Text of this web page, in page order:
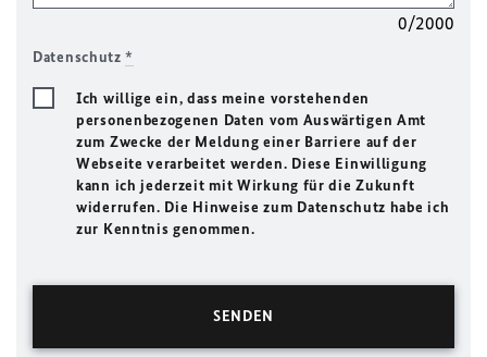
0/2000
Datenschutz*
Ich willige ein, dass meine vorstehenden
personenbezogenen Daten vom Auswärtigen Amt
zum Zwecke der Meldung einer Barriere auf der
Webseite verarbeitet werden. Diese Einwilligung
kann ich jederzeit mit Wirkung für die Zukunft
widerrufen. Die Hinweise zum Datenschutz habe ich
zur Kenntnis genommen.